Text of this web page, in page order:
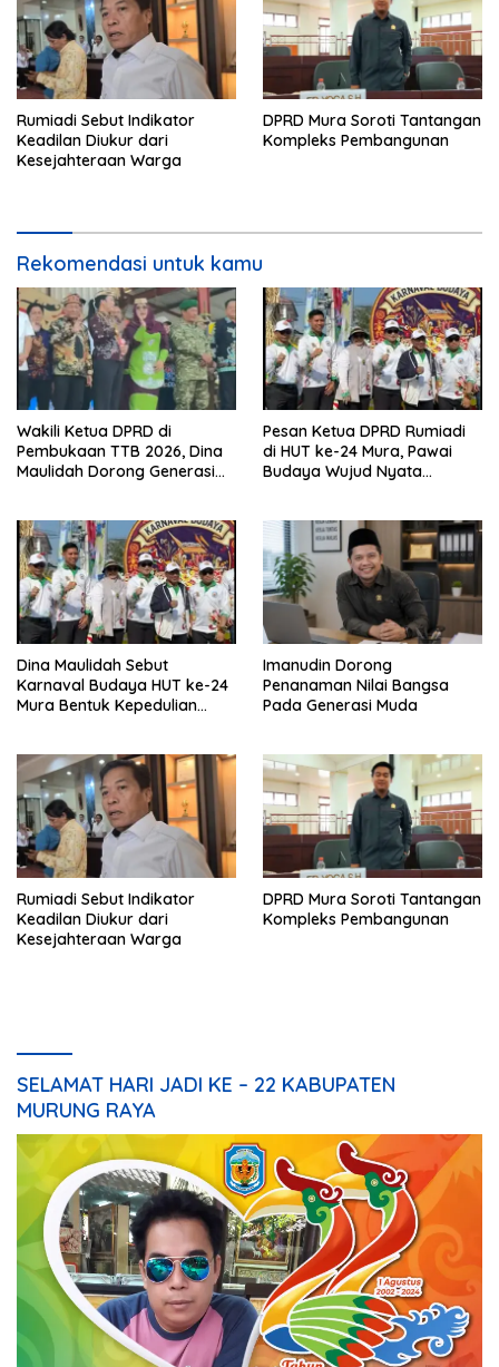
Rumiadi Sebut Indikator
Keadilan Diukur dari
Kesejahteraan Warga
DPRD Mura Soroti Tantangan
Kompleks Pembangunan
Rekomendasi untuk kamu
Wakili Ketua DPRD di
Pembukaan TTB 2026, Dina
Maulidah Dorong Generasi
Pesan Ketua DPRD Rumiadi
di HUT ke-24 Mura, Pawai
Budaya Wujud Nyata
Dina Maulidah Sebut
Karnaval Budaya HUT ke-24
Mura Bentuk Kepedulian
Imanudin Dorong
Penanaman Nilai Bangsa
Pada Generasi Muda
Rumiadi Sebut Indikator
Keadilan Diukur dari
Kesejahteraan Warga
DPRD Mura Soroti Tantangan
Kompleks Pembangunan
SELAMAT HARI JADI KE – 22 KABUPATEN
MURUNG RAYA